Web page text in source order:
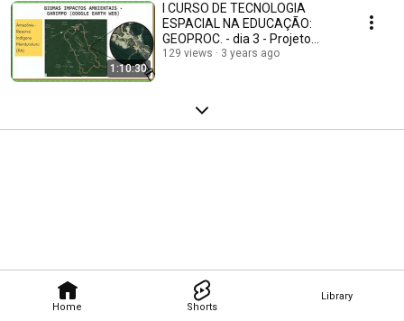
Home Shorts
Library
1:10:30
I CURSO DE TECNOLOGIA
ESPACIAL NA EDUCAÇÃO:
GEOPROC. - dia 3 - Projeto
Educacional: Divinópolis...
129 views 3 years ago